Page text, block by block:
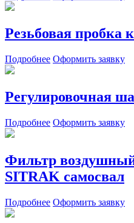
Резьбовая пробка
Подробнее Оформить заявку
Регулировочная
Подробнее Оформить заявку
Фильтр
SITRAK самосвал
Подробнее Оформить заявку